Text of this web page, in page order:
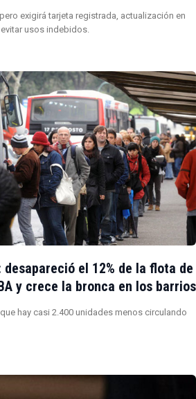
exigirá tarjeta registrada, actualización en
usos indebidos.
el 12% de la flota de
y crece la bronca en los barrios
hay casi 2.400 unidades menos circulando